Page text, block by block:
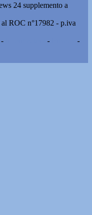
24 supplemento a
ROC n°17982 - p.iva
- -
-